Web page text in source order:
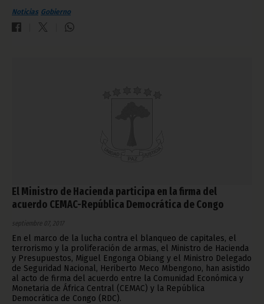
Noticias Gobierno
El Ministro de Hacienda participa en la firma del
acuerdo CEMAC-República Democrática de Congo
septiembre 07, 2017
En el marco de la lucha contra el blanqueo de capitales, el
terrorismo y la proliferación de armas, el Ministro de Hacienda
y Presupuestos, Miguel Engonga Obiang y el Ministro Delegado
de Seguridad Nacional, Heriberto Meco Mbengono, han asistido
al acto de firma del acuerdo entre la Comunidad Económica y
Monetaria de África Central (CEMAC) y la República
Democrática de Congo (RDC).